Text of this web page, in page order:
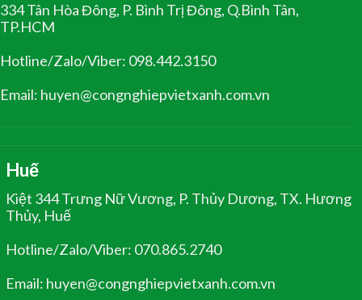
334 Tân Hòa Đông, P. Bình Trị Đông, Q.Bình Tân,
TP.HCM
Hotline/Zalo/Viber: 098.442.3150
Email: huyen@congnghiepvietxanh.com.vn
Huế
Kiệt 344 Trưng Nữ Vương, P. Thủy Dương, TX. Hương
Thủy, Huế
Hotline/Zalo/Viber: 070.865.2740
Email: huyen@congnghiepvietxanh.com.vn